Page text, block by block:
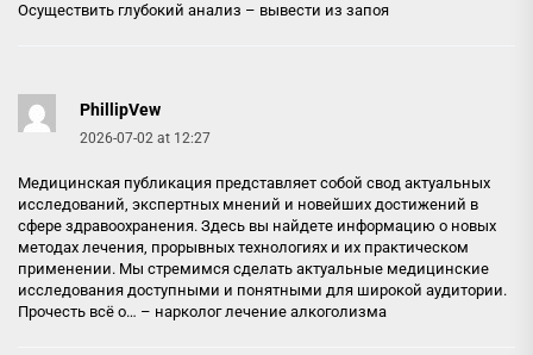
Осуществить глубокий анализ – вывести из запоя
PhillipVew
2026-07-02 at 12:27
Медицинская публикация представляет собой свод актуальных
исследований, экспертных мнений и новейших достижений в
сфере здравоохранения. Здесь вы найдете информацию о новых
методах лечения, прорывных технологиях и их практическом
применении. Мы стремимся сделать актуальные медицинские
исследования доступными и понятными для широкой аудитории.
Прочесть всё о… – нарколог лечение алкоголизма